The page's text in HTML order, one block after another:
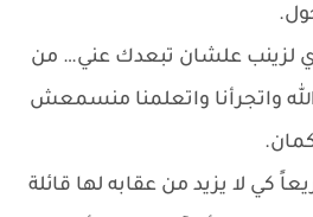
لزينب علشان تبعدك عني… من
واتجرأنا واتعلمنا منسمعش
كي لا يزيد من عقابه لها قائلة